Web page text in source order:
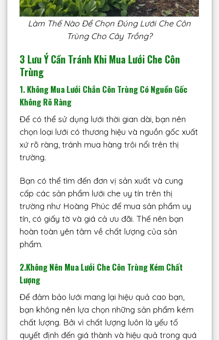
Làm Thế Nào Để Chọn Đúng Lưới Che Côn
Trùng Cho Cây Trồng?
3 Lưu Ý Cần Tránh Khi Mua Lưới Che Côn
Trùng
1. Không Mua Lưới Chắn Côn Trùng Có Nguồn Gốc
Không Rõ Ràng
Để có thể sử dụng lưới thời gian dài, bạn nên
chọn loại lưới có thương hiệu và nguồn gốc xuất
xứ rõ ràng, tránh mua hàng trôi nổi trên thị
trường.
Bạn có thể tìm đến đơn vị sản xuất và cung
cấp các sản phẩm lưới che uy tín trên thị
trường như Hoàng Phúc để mua sản phẩm uy
tín, có giấy tờ và giá cả ưu đãi. Thế nên bạn
hoàn toàn yên tâm về chất lượng của sản
phẩm.
2.Không Nên Mua Lưới Che Côn Trùng Kém Chất
Lượng
Để đảm bảo lưới mang lại hiệu quả cao bạn,
bạn không nên lựa chọn những sản phẩm kém
chất lượng. Bởi vì chất lượng luôn là yếu tố
quyết định đến giá thành và hiệu quả trong quá